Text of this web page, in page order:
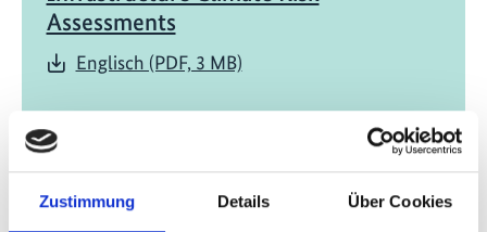
Zustimmung Details Über Cookies
Assessments
Englisch (PDF, 3 MB)